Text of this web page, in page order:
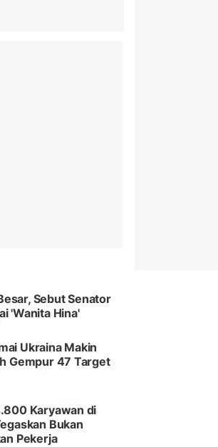
Sebut Senator
'Wanita Hina'
Ukraina Makin
Gempur 47 Target
Karyawan di
Bukan
Pekerja